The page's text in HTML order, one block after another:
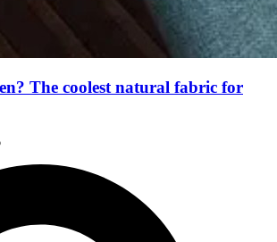
The coolest natural fabric for